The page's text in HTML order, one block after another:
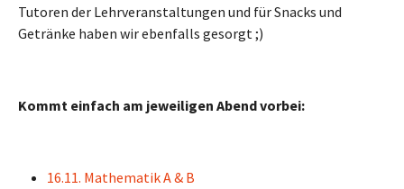
Tutoren der Lehrveranstaltungen und für Snacks und
Getränke haben wir ebenfalls gesorgt ;)
Kommt einfach am jeweiligen Abend vorbei:
16.11. Mathematik A & B